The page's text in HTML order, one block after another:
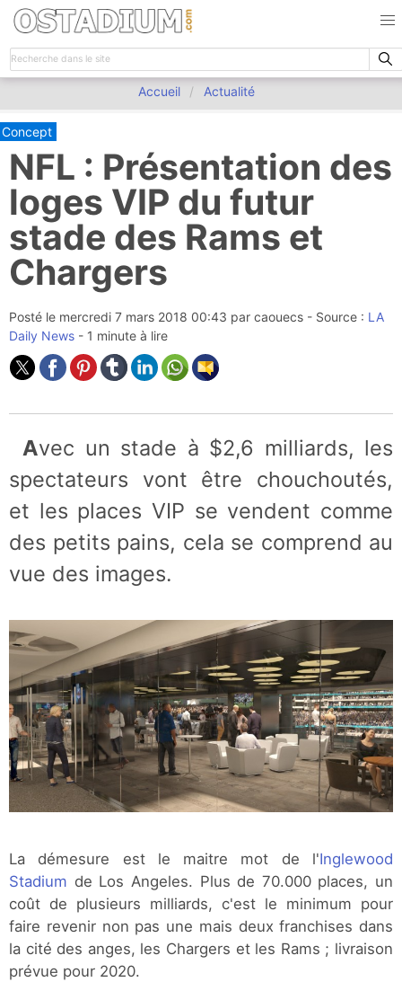
Accueil Actualité
Concept
NFL : Présentation des
loges VIP du futur
stade des Rams et
Chargers
Posté le mercredi 7 mars 2018 00:43 par caouecs - Source : LA
Daily News - 1 minute à lire
Avec un stade à $2,6 milliards, les
spectateurs vont être chouchoutés,
et les places VIP se vendent comme
des petits pains, cela se comprend au
vue des images.
La démesure est le maitre mot de l'Inglewood
Stadium de Los Angeles. Plus de 70.000 places, un
coût de plusieurs milliards, c'est le minimum pour
faire revenir non pas une mais deux franchises dans
la cité des anges, les Chargers et les Rams ; livraison
prévue pour 2020.